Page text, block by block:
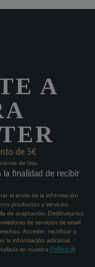
A
de 5€
de Uso
finalidad de recibir
el envío de la información
productos y servicios.
de aceptación. Destinatarios:
de servicios de email
Acceder, rectificar y
la información adicional.
en nuestra Política de